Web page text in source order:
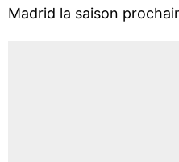
Madrid la saison